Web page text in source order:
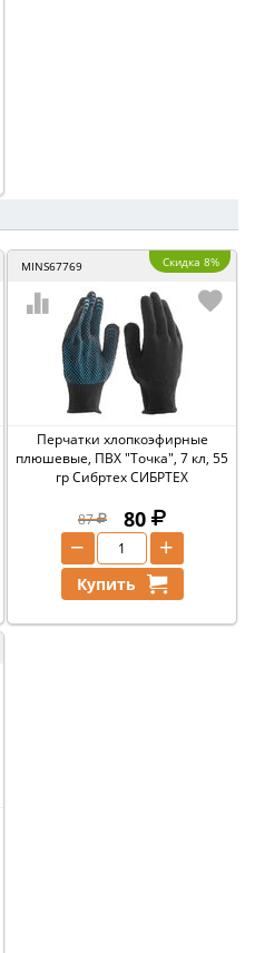
MINS67769 Скидка 8%
Перчатки хлопкоэфирные
плюшевые, ПВХ "Точка", 7 кл, 55
гр Сибртех СИБРТЕХ
87 80
+
−
Купить